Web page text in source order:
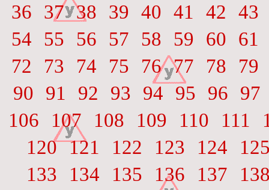
36
37 38 39 40 41 42
43
54
55 56 57 58 59 60
61
72
73 74 75 76 77 78
79
90
91 92 93 94 95 96
97
106
107 108 109 110 111
120 121 122 123 124
133
134 135 136 137